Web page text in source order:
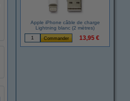
Apple iPhone câble de charge
Lightning blanc (2 mètres)
13,95 €